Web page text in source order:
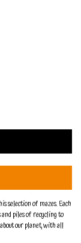
selection of mazes. Each
piles of recycling to
our planet, with all